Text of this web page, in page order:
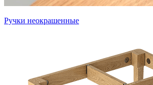
Ручки неокрашенные